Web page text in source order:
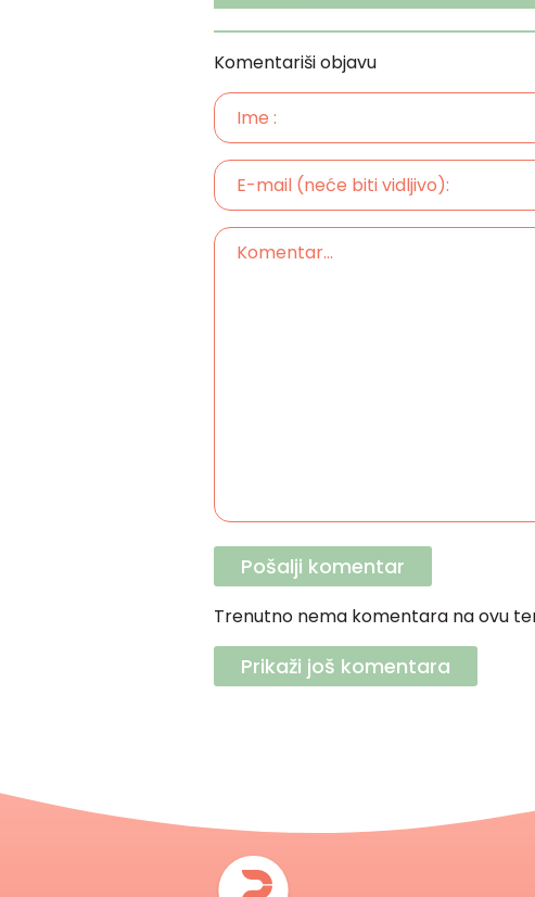
Komentariši objavu
Trenutno nema komentara na ovu
Prikaži još komentara